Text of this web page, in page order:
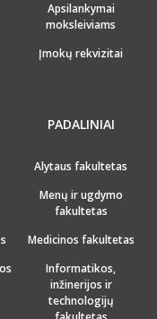
Apsilankymai
moksleiviams
Įmokų rekvizitai
PADALINIAI
Alytaus fakultetas
Menų ir ugdymo
fakultetas
Medicinos fakultetas
Informatikos,
inžinerijos ir
technologijų